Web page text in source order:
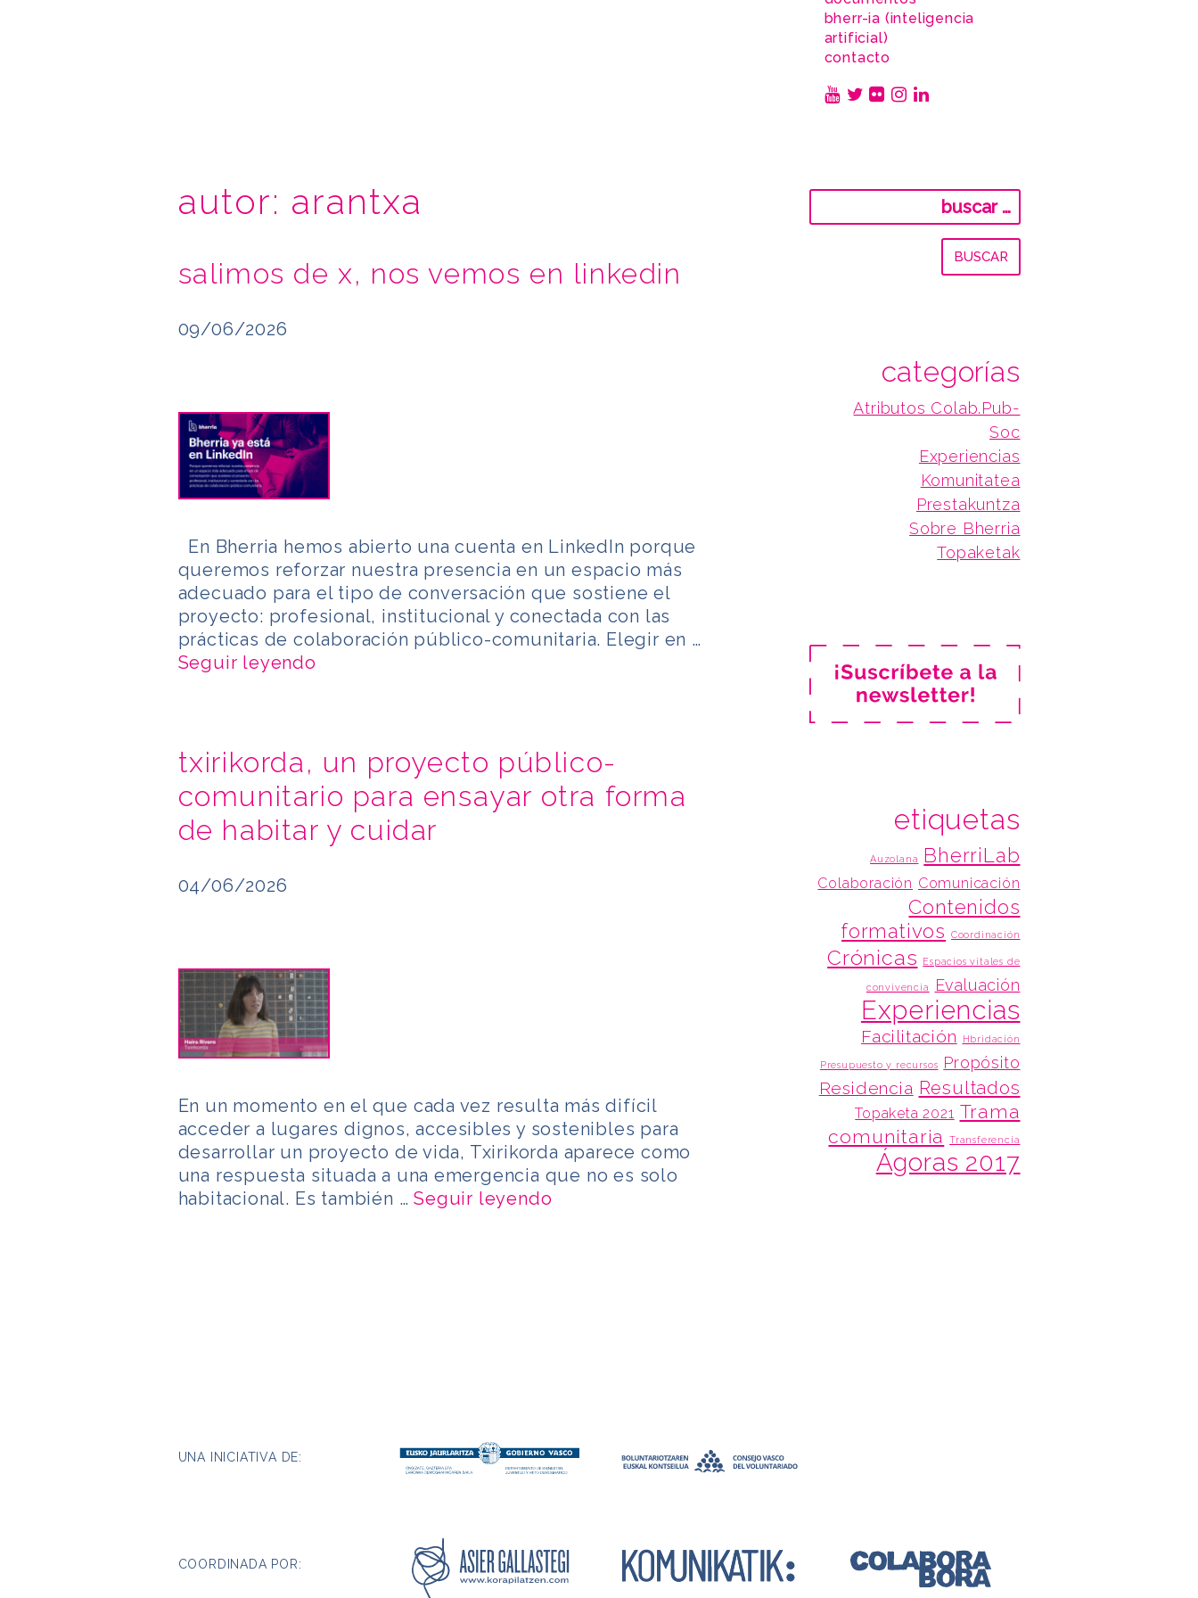
bherr-ia (inteligencia
artificial)
contacto
autor: arantxa
salimos de x, nos vemos en linkedin
09/06/2026
En Bherria hemos abierto una cuenta en LinkedIn porque
queremos reforzar nuestra presencia en un espacio más
adecuado para el tipo de conversación que sostiene el
proyecto: profesional, institucional y conectada con las
prácticas de colaboración público-comunitaria. Elegir en …
Seguir leyendo
txirikorda, un proyecto público-
comunitario para ensayar otra forma
de habitar y cuidar
04/06/2026
En un momento en el que cada vez resulta más difícil
acceder a lugares dignos, accesibles y sostenibles para
desarrollar un proyecto de vida, Txirikorda aparece como
una respuesta situada a una emergencia que no es solo
habitacional. Es también …Seguir leyendo
categorías
Atributos Colab.Pub-
Soc
Experiencias
Komunitatea
Prestakuntza
Sobre Bherria
Topaketak
etiquetas
Auzolana BherriLab
Colaboración Comunicación
Contenidos
formativos
Coordinación
Crónicas Espacios vitales de
convivencia Evaluación
Experiencias
Facilitación Hbridación
Presupuesto y recursos Propósito
Residencia Resultados
Topaketa 2021 Trama
comunitaria
Transferencia
Ágoras 2017
UNA INICIATIVA DE:
COORDINADA POR: